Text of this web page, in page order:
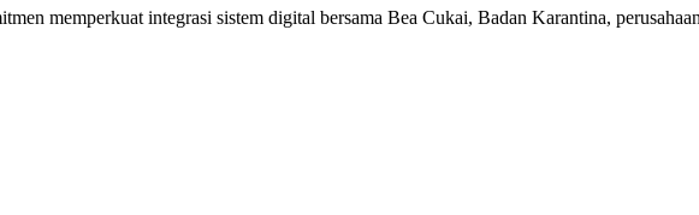
memperkuat integrasi sistem digital bersama Bea Cukai, Badan Karantina,